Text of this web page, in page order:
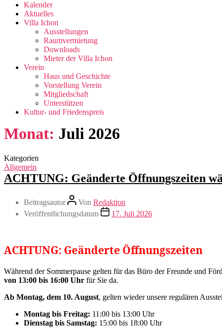
Kalender
Aktuelles
Villa Ichon
Ausstellungen
Raumvermietung
Downloads
Mieter der Villa Ichon
Verein
Haus und Geschichte
Vorstellung Verein
Mitgliedschaft
Unterstützen
Kultur- und Friedenspreis
Monat: Juli 2026
Kategorien
Allgemein
ACHTUNG: Geänderte Öffnungszeiten
Beitragsautor Von Redaktion
Veröffentlichungsdatum
17. Juli 2026
ACHTUNG: Geänderte Öffnungszeiten
Während der Sommerpause gelten für das Büro der Freunde und
von 13:00 bis 16:00 Uhr für Sie da.
Ab Montag, dem 10. August, gelten wieder unsere regulären
Montag bis Freitag: 11:00 bis 13:00 Uhr
Dienstag bis Samstag: 15:00 bis 18:00 Uhr